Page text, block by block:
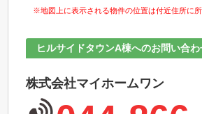
※地図上に表示される物件の位置は付近住所に
ヒルサイドタウンA棟へのお問い合わ
株式会社マイホームワン